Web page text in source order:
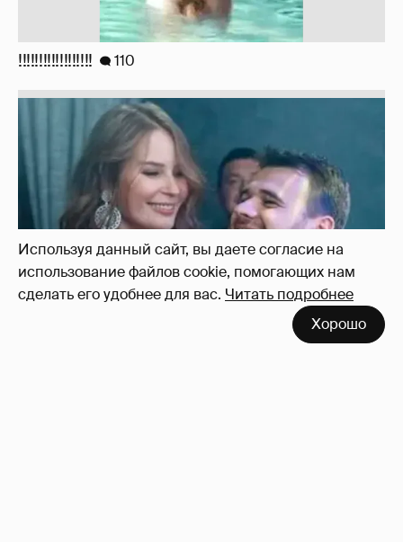
Используя данный сайт, вы даете согласие на
использование файлов cookie, помогающих нам
сделать его удобнее для вас. Читать подробнее
Хорошо
Неужели правда?